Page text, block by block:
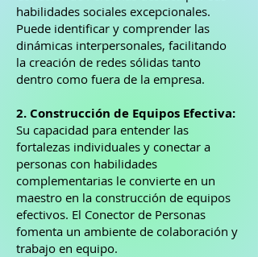
habilidades sociales excepcionales.
Puede identificar y comprender las
dinámicas interpersonales, facilitando
la creación de redes sólidas tanto
dentro como fuera de la empresa.
2. Construcción de Equipos Efectiva:
Su capacidad para entender las
fortalezas individuales y conectar a
personas con habilidades
complementarias le convierte en un
maestro en la construcción de equipos
efectivos. El Conector de Personas
fomenta un ambiente de colaboración y
trabajo en equipo.